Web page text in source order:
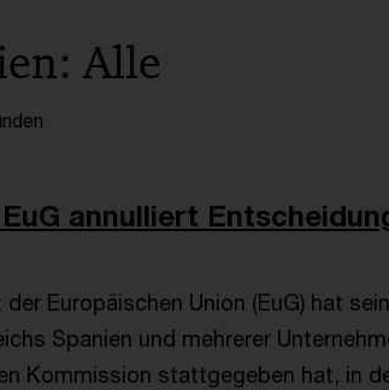
Alle
annulliert
der Europäischen Union (EuG) hat
Spanien und mehrerer
Kommission stattgegeben hat, in